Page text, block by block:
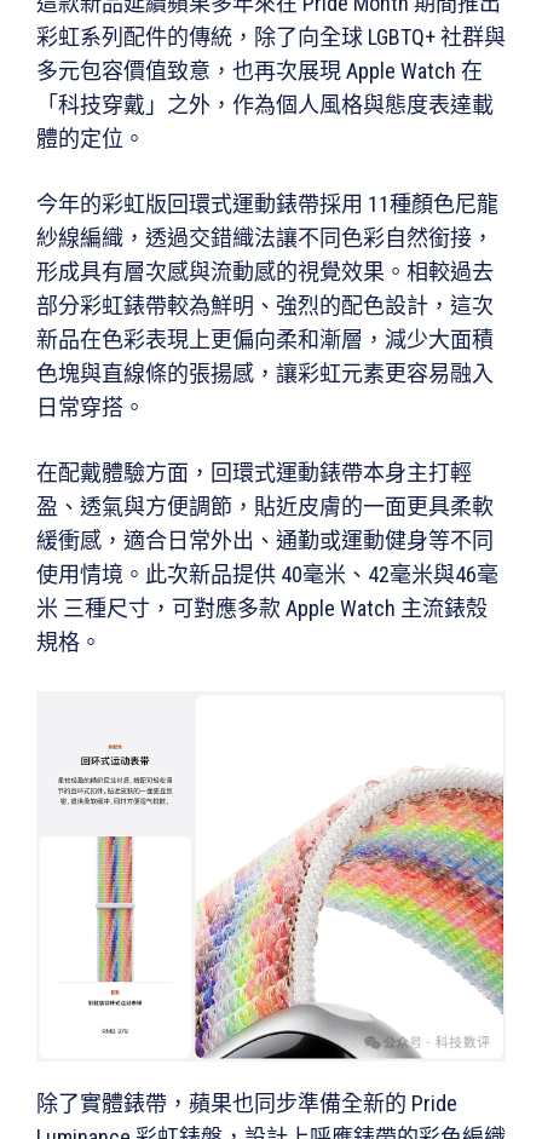
彩虹系列配件的傳統，除了向全球 LGBTQ+ 社群與
多元包容價值致意，也再次展現 Apple Watch 在
「科技穿戴」之外，作為個人風格與態度表達載
體的定位。
今年的彩虹版回環式運動錶帶採用 11種顏色尼龍
紗線編織，透過交錯織法讓不同色彩自然銜接，
形成具有層次感與流動感的視覺效果。相較過去
部分彩虹錶帶較為鮮明、強烈的配色設計，這次
新品在色彩表現上更偏向柔和漸層，減少大面積
色塊與直線條的張揚感，讓彩虹元素更容易融入
日常穿搭。
在配戴體驗方面，回環式運動錶帶本身主打輕
盈、透氣與方便調節，貼近皮膚的一面更具柔軟
緩衝感，適合日常外出、通勤或運動健身等不同
使用情境。此次新品提供 40毫米、42毫米與46毫
米 三種尺寸，可對應多款 Apple Watch 主流錶殼
規格。
除了實體錶帶，蘋果也同步準備全新的 Pride